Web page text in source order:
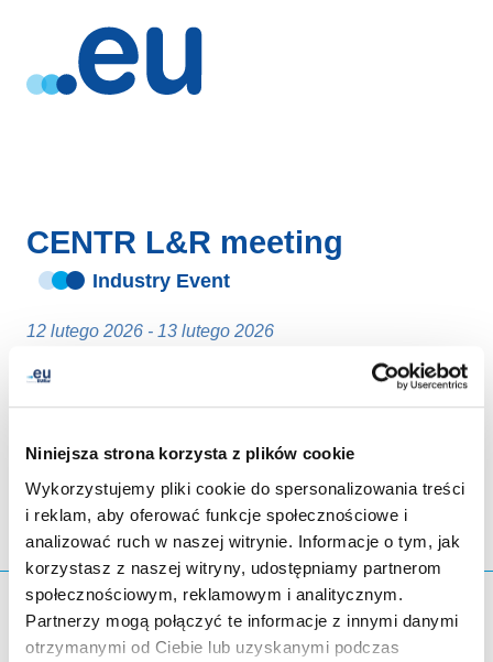
Niniejsza strona korzysta z plików cookie
Wykorzystujemy pliki cookie do spersonalizowania treści
i reklam, aby oferować funkcje społecznościowe i
analizować ruch w naszej witrynie. Informacje o tym, jak
korzystasz z naszej witryny, udostępniamy partnerom
społecznościowym, reklamowym i analitycznym.
Partnerzy mogą połączyć te informacje z innymi danymi
otrzymanymi od Ciebie lub uzyskanymi podczas
CENTR L&R meeting
Industry Event
12 lutego 2026 - 13 lutego 2026
Czego szukasz?
Zapytanie wyszukiwania